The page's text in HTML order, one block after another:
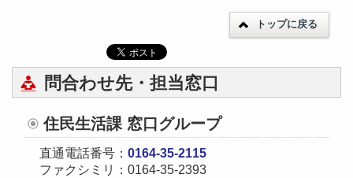
トップに戻る
問合わせ先・担当窓口
住民生活課 窓口グループ
直通電話番号： 0164-35-2115
ファクシミリ：0164-35-2393